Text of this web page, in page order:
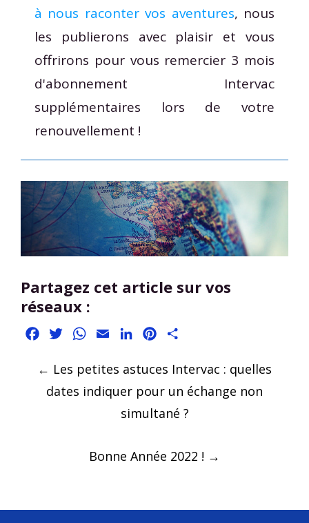
à nous raconter vos aventures, nous
les publierons avec plaisir et vous
offrirons pour vous remercier 3 mois
d'abonnement Intervac
supplémentaires lors de votre
renouvellement !
Partagez cet article sur vos
réseaux :
FacebookTwitterWhatsApp
Email LinkedInPinterest
Post
navigation
← Les petites astuces Intervac : quelles
dates indiquer pour un échange non
simultané ?
Bonne Année 2022 ! →